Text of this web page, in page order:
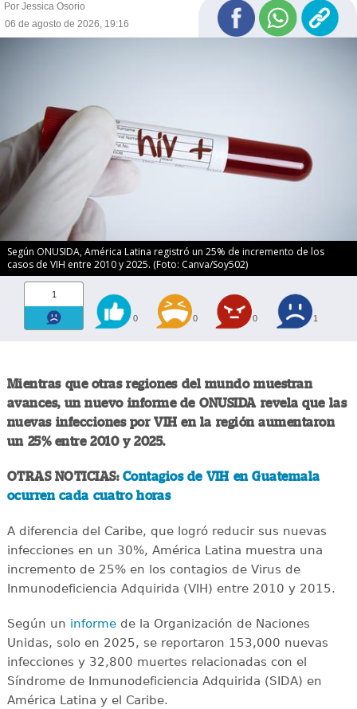
Por Jessica Osorio
06 de agosto de 2026, 19:16
Según ONUSIDA, América Latina registró un 25% de incremento de los
casos de VIH entre 2010 y 2025. (Foto: Canva/Soy502)
1
0 0 0 1
Mientras que otras regiones del mundo muestran
avances, un nuevo informe de ONUSIDA revela que las
nuevas infecciones por VIH en la región aumentaron
un 25% entre 2010 y 2025.
OTRAS NOTICIAS: Contagios de VIH en Guatemala
ocurren cada cuatro horas
A diferencia del Caribe, que logró reducir sus nuevas
infecciones en un 30%, América Latina muestra una
incremento de 25% en los contagios de Virus de
Inmunodeficiencia Adquirida (VIH) entre 2010 y 2015.
Según un informede la Organización de Naciones
Unidas, solo en 2025, se reportaron 153,000 nuevas
infecciones y 32,800 muertes relacionadas con el
Síndrome de Inmunodeficiencia Adquirida (SIDA) en
América Latina y el Caribe.